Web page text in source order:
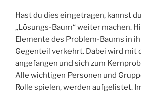
Hast du dies eingetragen, kannst
„Lösungs-Baum“ weiter machen.
Elemente des Problem-Baums in
Gegenteil verkehrt. Dabei wird mit
angefangen und sich zum
Alle wichtigen Personen und
Rolle spielen, werden aufgelistet.